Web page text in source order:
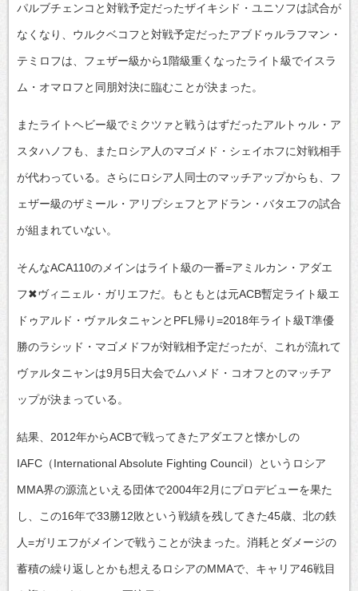
パルブチェンコと対戦予定だったザイキシド・ユニソフは試合が
なくなり、ウルクベコフと対戦予定だったアブドゥルラフマン・
テミロフは、フェザー級から1階級重くなったライト級でイスラ
ム・オマロフと同朋対決に臨むことが決まった。
またライトヘビー級でミクツァと戦うはずだったアルトゥル・ア
スタハノフも、またロシア人のマゴメド・シェイホフに対戦相手
が代わっている。さらにロシア人同士のマッチアップからも、フ
ェザー級のザミール・アリプシェフとアドラン・バタエフの試合
が組まれていない。
そんなACA110のメインはライト級の一番=アミルカン・アダエ
フ✖ヴィニェル・ガリエフだ。もともとは元ACB暫定ライト級エ
ドゥアルド・ヴァルタニャンとPFL帰り=2018年ライト級T準優
勝のラシッド・マゴメドフが対戦相予定だったが、これが流れて
ヴァルタニャンは9月5日大会でムハメド・コオフとのマッチア
ップが決まっている。
結果、2012年からACBで戦ってきたアダエフと懐かしの
IAFC（International Absolute Fighting Council）というロシア
MMA界の源流といえる団体で2004年2月にプロデビューを果た
し、この16年で33勝12敗という戦績を残してきた45歳、北の鉄
人=ガリエフがメインで戦うことが決まった。消耗とダメージの
蓄積の繰り返しとかも想えるロシアのMMAで、キャリア46戦目